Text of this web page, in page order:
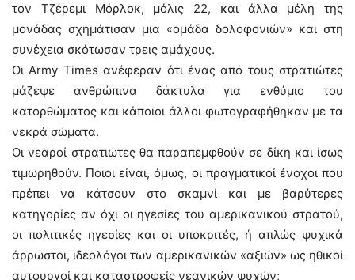
τον Τζέρεμι Μόρλοκ, μόλις 22, και άλλα μέλη της
μονάδας σχημάτισαν μια «ομάδα δολοφονιών» και στη
συνέχεια σκότωσαν τρεις αμάχους.
Οι Army Times ανέφεραν ότι ένας από τους στρατιώτες
μάζεψε ανθρώπινα δάκτυλα για ενθύμιο του
κατορθώματος και κάποιοι άλλοι φωτογραφήθηκαν με τα
νεκρά σώματα.
Οι νεαροί στρατιώτες θα παραπεμφθούν σε δίκη και ίσως
τιμωρηθούν. Ποιοι είναι, όμως, οι πραγματικοί ένοχοι που
πρέπει να κάτσουν στο σκαμνί και με βαρύτερες
κατηγορίες αν όχι οι ηγεσίες του αμερικανικού στρατού,
οι πολιτικές ηγεσίες και οι υποκριτές, ή απλώς ψυχικά
άρρωστοι, ιδεολόγοι των αμερικανικών «αξιών» ως ηθικοί
αυτουργοί και καταστροφείς νεανικών ψυχών;